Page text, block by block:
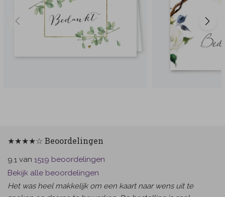
★★★★☆ Beoordelingen
9.1 van 1519 beoordelingen
Bekijk alle beoordelingen
Het was heel makkelijk om een kaart naar wens uit te